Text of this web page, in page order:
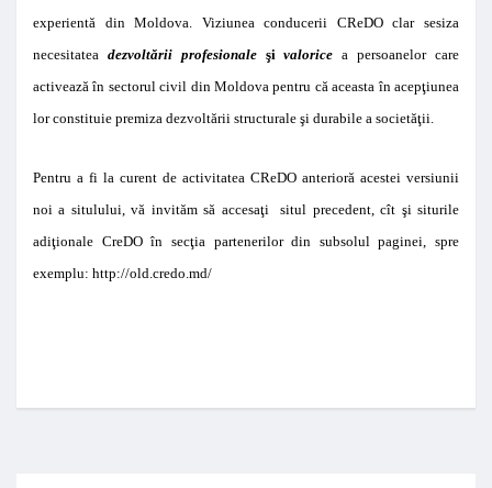
experientă din Moldova. Viziunea conducerii CReDO clar sesiza
necesitatea dezvoltării profesionale şi valorice a persoanelor care
activează în sectorul civil din Moldova pentru că aceasta în acepţiunea
lor constituie premiza dezvoltării structurale şi durabile a societăţii.
Pentru a fi la curent de activitatea CReDO anterioră acestei versiunii
noi a situlului, vă invităm să accesaţi situl precedent, cît şi siturile
adiţionale CreDO în secţia partenerilor din subsolul paginei, spre
exemplu: http://old.credo.md/